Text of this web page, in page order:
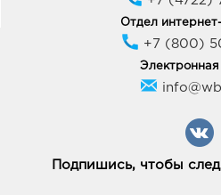
Отдел
+7 (800)
Электронная
Подпишись, чтобы